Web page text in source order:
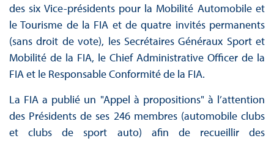
des six Vice-présidents pour la Mobilité Automobile et
le Tourisme de la FIA et de quatre invités permanents
(sans droit de vote), les Secrétaires Généraux Sport et
Mobilité de la FIA, le Chief Administrative Officer de la
FIA et le Responsable Conformité de la FIA.
La FIA a publié un "Appel à propositions" à l’attention
des Présidents de ses 246 membres (automobile clubs
et clubs de sport auto) afin de recueillir des